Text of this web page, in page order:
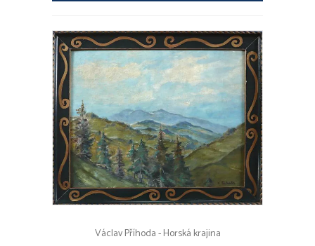
Václav Příhoda - Horská krajina